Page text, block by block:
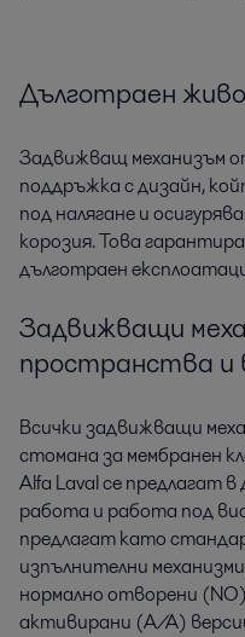
Дълготраен
Задвижващ механизъм
поддръжка с дизайн,
под налягане и
корозия. Това
дълготраен
Задвижващи
пространства и
Всички задвижващи
стомана за мембранен
Alfa Laval се предлагат
работа и работа под
предлагат като
изпълнителни
нормално отворени
активирани (A/A)